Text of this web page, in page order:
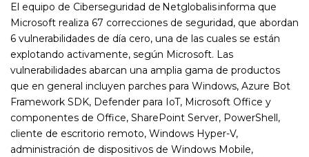
El equipo de Ciberseguridad de Netglobalis informa que
Microsoft realiza 67 correcciones de seguridad, que abordan
6 vulnerabilidades de día cero, una de las cuales se están
explotando activamente, según Microsoft. Las
vulnerabilidades abarcan una amplia gama de productos
que en general incluyen parches para Windows, Azure Bot
Framework SDK, Defender para IoT, Microsoft Office y
componentes de Office, SharePoint Server, PowerShell,
cliente de escritorio remoto, Windows Hyper-V,
administración de dispositivos de Windows Mobile,